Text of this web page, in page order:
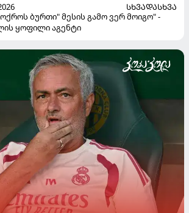
ᲡᲮᲕᲐᲓᲐᲡᲮᲕᲐ
ბურთი" მესის გამო ვერ მოიგო" -
ყოფილი აგენტი